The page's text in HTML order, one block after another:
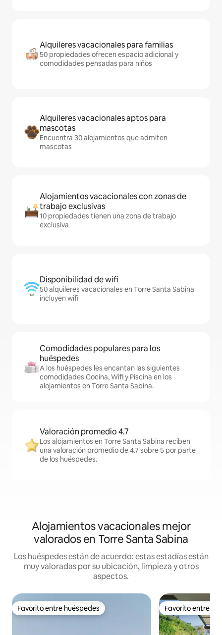
Alquileres vacacionales para familias
50 propiedades ofrecen espacio adicional y
comodidades pensadas para niños
Alquileres vacacionales aptos para
mascotas
Encuentra 30 alojamientos que admiten
mascotas
Alojamientos vacacionales con zonas de
trabajo exclusivas
10 propiedades tienen una zona de trabajo
exclusiva
Disponibilidad de wifi
50 alquileres vacacionales en Torre Santa Sabina
incluyen wifi
Comodidades populares para los
huéspedes
A los huéspedes les encantan las siguientes
comodidades Cocina, Wifi y Piscina en los
alojamientos en Torre Santa Sabina.
Valoración promedio 4.7
Los alojamientos en Torre Santa Sabina reciben
una valoración promedio de 4.7 sobre 5 por parte
de los huéspedes.
Alojamientos vacacionales mejor
valorados en Torre Santa Sabina
Los huéspedes están de acuerdo: estas estadías están
muy valoradas por su ubicación, limpieza y otros
aspectos.
Favorito entre huéspedes
Favorito entre huéspedes Favorito entre
Favorito entre